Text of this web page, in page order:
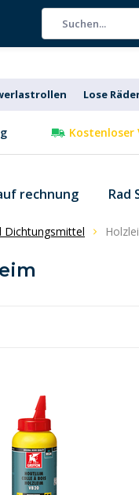
Lose
Kostenloser
rechnung Rad
Dichtungsmittel